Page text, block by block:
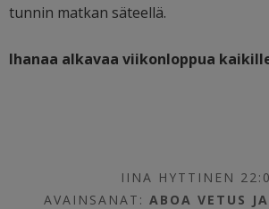
tunnin matkan säteellä.
Ihanaa alkavaa viikonloppua
IINA HYTTINEN
AVAINSANAT: ABOA VETUS